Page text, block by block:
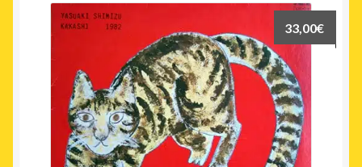
33,00€